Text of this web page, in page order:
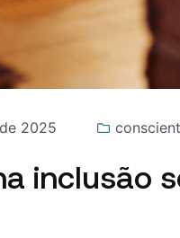
2025
inclusão